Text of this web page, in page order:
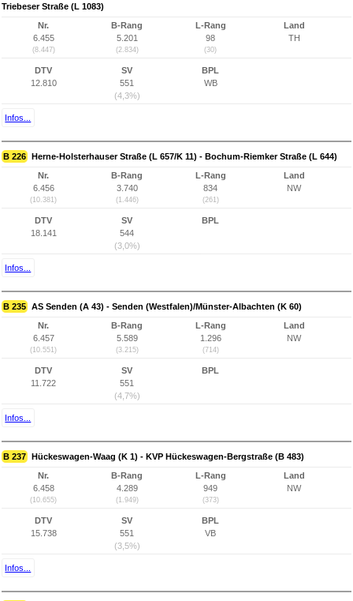
Triebeser Straße (L 1083)
Nr.
6.455
(8.447)
B-Rang
5.201
(2.834)
L-Rang
98
(30)
Land
TH
DTV
12.810
SV
551
(4,3%)
BPL
WB
Infos...
B 226 Herne-Holsterhauser Straße (L 657/K 11) - Bochum-Riemker Straße (L 644)
Nr.
6.456
(10.381)
B-Rang
3.740
(1.446)
L-Rang
834
(261)
Land
NW
DTV
18.141
SV
544
(3,0%)
BPL
Infos...
B 235 AS Senden (A 43) - Senden (Westfalen)/Münster-Albachten (K 60)
Nr.
6.457
(10.551)
B-Rang
5.589
(3.215)
L-Rang
1.296
(714)
Land
NW
DTV
11.722
SV
551
(4,7%)
BPL
Infos...
B 237 Hückeswagen-Waag (K 1) - KVP Hückeswagen-Bergstraße (B 483)
Nr.
6.458
(10.655)
B-Rang
4.289
(1.949)
L-Rang
949
(373)
Land
NW
DTV
15.738
SV
551
(3,5%)
BPL
VB
Infos...